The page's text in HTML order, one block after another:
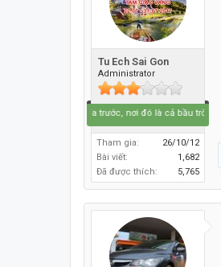
Tu Ech Sai Gon
Administrator
Hãy lái lên phía trước, nơi đó là cả bầu trời xanh.....
Tham gia:
26/10/12
Bài viết:
1,682
Đã được thích:
5,765